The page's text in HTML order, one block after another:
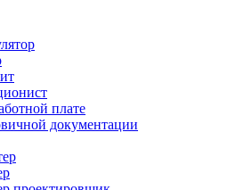
плате
документации